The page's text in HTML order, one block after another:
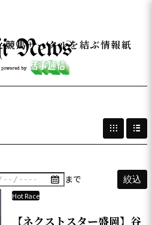
競馬サークルを結ぶ情報紙
まで 絞込
Hot Race
【ネクストスター盛岡】谷